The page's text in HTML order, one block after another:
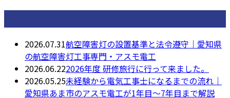
2026.07.31航空障害灯の設置基準と法令遵守｜愛知県
の航空障害灯工事専門・アスモ電工
2026.06.222026年度 研修旅行に行って来ました。
2026.05.25未経験から電気工事士になるまでの流れ｜
愛知県あま市のアスモ電工が1年目〜7年目まで解説